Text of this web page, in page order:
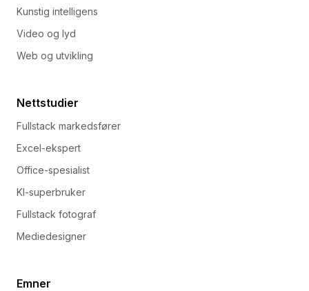
Kunstig intelligens
Video og lyd
Web og utvikling
Nettstudier
Fullstack markedsfører
Excel-ekspert
Office-spesialist
KI-superbruker
Fullstack fotograf
Mediedesigner
Emner